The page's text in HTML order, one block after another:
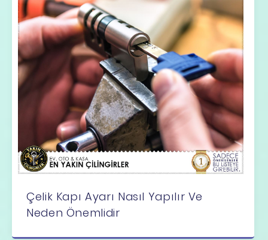
Çelik Kapı Ayarı Nasıl Yapılır Ve
Neden Önemlidir